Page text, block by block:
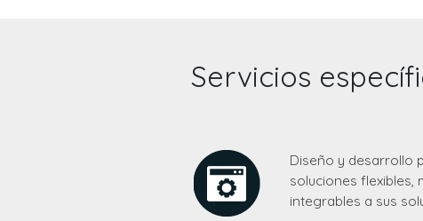
Servicios
Diseño y desarrollo
soluciones flexibles,
integrables a sus